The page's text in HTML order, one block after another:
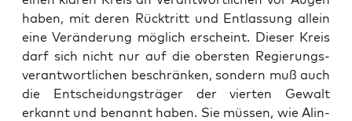
haben, mit deren Rück­tritt und Ent­las­sung allein
eine Ver­än­de­rung mög­lich erscheint. Die­ser Kreis
darf sich nicht nur auf die obers­ten Regie­rungs­
ver­ant­wort­li­chen beschrän­ken, son­dern muß auch
die Ent­schei­dungs­trä­ger der vier­ten Gewalt
erkannt und benannt haben. Sie müs­sen, wie Ali­n­